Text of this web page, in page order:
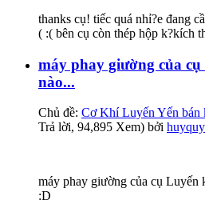
thanks cụ! tiếc quá nhỉ?e đang
( :( bên cụ còn thép hộp k?kích
máy phay giường của
nào...
Chủ đề: Cơ Khí Luyến Yến bán
Trả lời, 94,895 Xem) bởi
máy phay giường của cụ Luyến
:D